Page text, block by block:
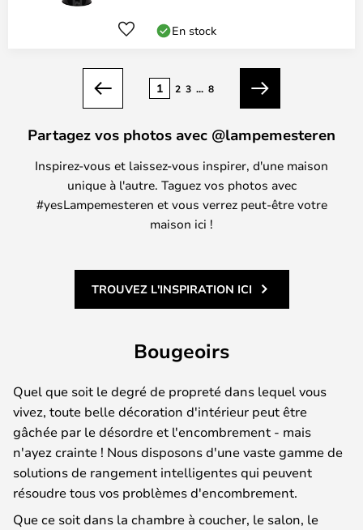
En stock
Précédent
1 2 3 ... 8
Suivant
Partagez vos photos avec @lampemesteren
Inspirez-vous et laissez-vous inspirer, d'une maison
unique à l'autre. Taguez vos photos avec
#yesLampemesteren et vous verrez peut-être votre
maison ici !
TROUVEZ L'INSPIRATION ICI
Bougeoirs
Quel que soit le degré de propreté dans lequel vous
vivez, toute belle décoration d'intérieur peut être
gâchée par le désordre et l'encombrement - mais
n'ayez crainte ! Nous disposons d'une vaste gamme de
solutions de rangement intelligentes qui peuvent
résoudre tous vos problèmes d'encombrement.
Que ce soit dans la chambre à coucher, le salon, le